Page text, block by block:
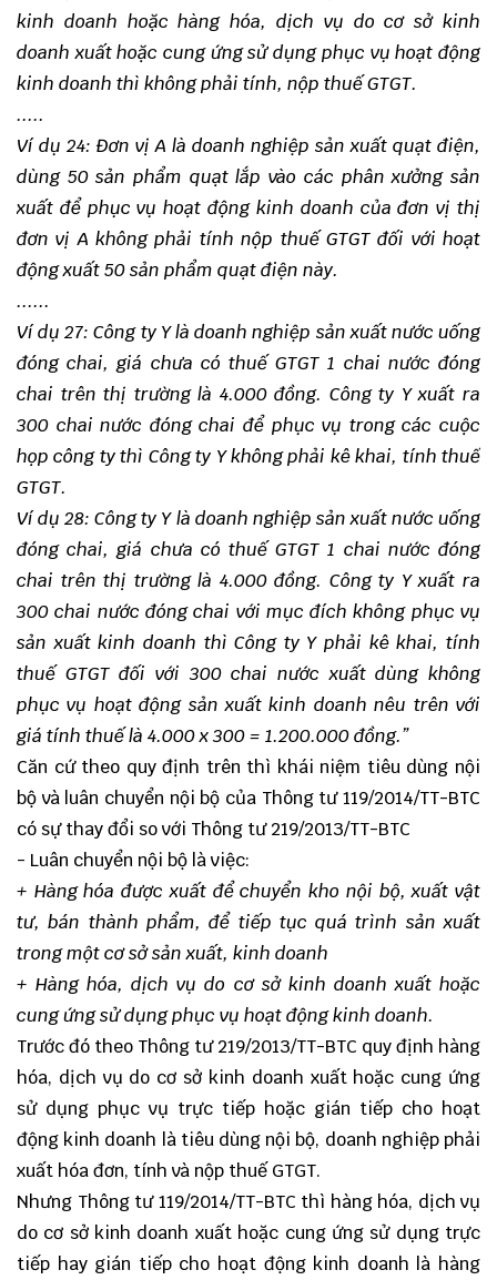
kinh doanh hoặc hàng hóa, dịch vụ do cơ sở kinh
doanh xuất hoặc cung ứng sử dụng phục vụ hoạt động
kinh doanh thì không phải tính, nộp thuế GTGT.
.....
Ví dụ 24: Đơn vị A là doanh nghiệp sản xuất quạt điện,
dùng 50 sản phẩm quạt lắp vào các phân xưởng sản
xuất để phục vụ hoạt động kinh doanh của đơn vị thị
đơn vị A không phải tính nộp thuế GTGT đối với hoạt
động xuất 50 sản phẩm quạt điện này.
......
Ví dụ 27: Công ty Y là doanh nghiệp sản xuất nước uống
đóng chai, giá chưa có thuế GTGT 1 chai nước đóng
chai trên thị trường là 4.000 đồng. Công ty Y xuất ra
300 chai nước đóng chai để phục vụ trong các cuộc
họp công ty thì Công ty Y không phải kê khai, tính thuế
GTGT.
Ví dụ 28: Công ty Y là doanh nghiệp sản xuất nước uống
đóng chai, giá chưa có thuế GTGT 1 chai nước đóng
chai trên thị trường là 4.000 đồng. Công ty Y xuất ra
300 chai nước đóng chai với mục đích không phục vụ
sản xuất kinh doanh thì Công ty Y phải kê khai, tính
thuế GTGT đối với 300 chai nước xuất dùng không
phục vụ hoạt động sản xuất kinh doanh nêu trên với
giá tính thuế là 4.000 x 300 = 1.200.000 đồng.”
Căn cứ theo quy định trên thì khái niệm tiêu dùng nội
bộ và luân chuyển nội bộ của Thông tư 119/2014/TT-BTC
có sự thay đổi so với Thông tư 219/2013/TT-BTC
- Luân chuyển nội bộ là việc:
+ Hàng hóa được xuất để chuyển kho nội bộ, xuất vật
tư, bán thành phẩm, để tiếp tục quá trình sản xuất
trong một cơ sở sản xuất, kinh doanh
+ Hàng hóa, dịch vụ do cơ sở kinh doanh xuất hoặc
cung ứng sử dụng phục vụ hoạt động kinh doanh.
Trước đó theo Thông tư 219/2013/TT-BTC quy định hàng
hóa, dịch vụ do cơ sở kinh doanh xuất hoặc cung ứng
sử dụng phục vụ trực tiếp hoặc gián tiếp cho hoạt
động kinh doanh là tiêu dùng nội bộ, doanh nghiệp phải
xuất hóa đơn, tính và nộp thuế GTGT.
Nhưng Thông tư 119/2014/TT-BTC thì hàng hóa, dịch vụ
do cơ sở kinh doanh xuất hoặc cung ứng sử dụng trực
tiếp hay gián tiếp cho hoạt động kinh doanh là hàng